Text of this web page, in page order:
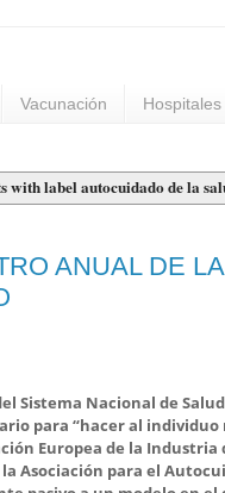
Vacunación Hospitales
with labelautocuidado de la
ANUAL DE
Sistema Nacional de
para “hacer al individuo
Europea de la Industria
Asociación para el